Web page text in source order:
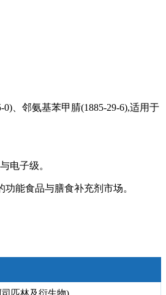
、邻氨基苯甲腈(1885-29-6),适用于
电子级。
功能食品与膳食补充剂市场。
匹林及衍生物)